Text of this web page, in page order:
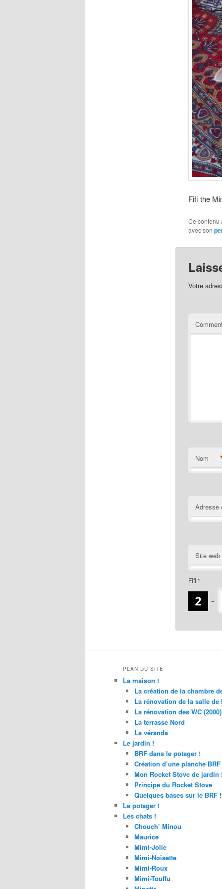
Fifi the
Ce contenu
avec son
Votre
Nom
Adresse
Site web
Fifi*
−
PLAN DU SITE
La maison !
La création de la chambre
La rénovation de la salle de
La rénovation des WC (2000)
La terrasse Nord
La véranda
Le jardin !
BRF dans le potager !
Création d’une planche BRF
Mon Rocket Stove de jardin
Principe du Rocket Stove
Quelques bases sur le BRF !
Le potager !
Les chats !
Chouch’ Minou
Maurice
Mimi-Jolie
Mimi-Noisette
Mimi-Roux
Mimi-Touffu